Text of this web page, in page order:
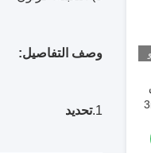
الفلفل المجفف بالهواء 3 * 3mm 5 * 5mm
وصف التفاصيل:
1. تحديد